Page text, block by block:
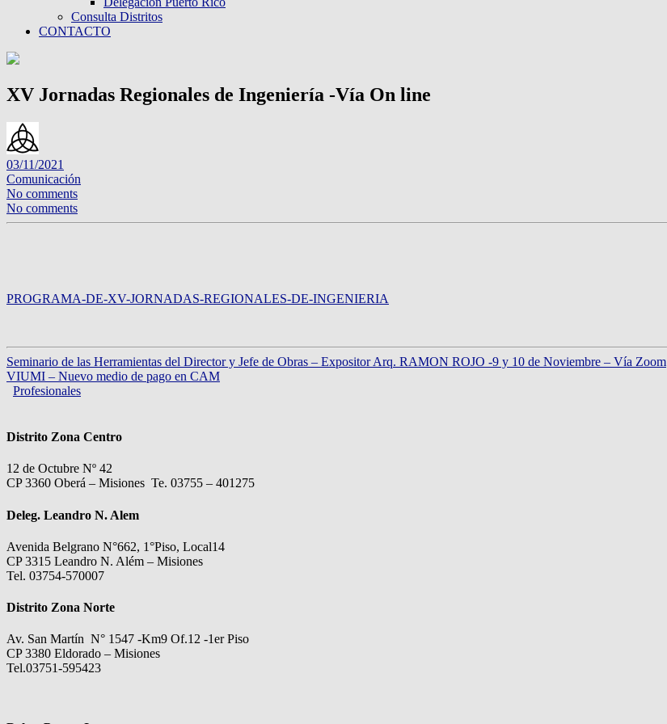
Consulta Distritos
CONTACTO
XV Jornadas Regionales de Ingeniería -Vía On line
03/11/2021
Comunicación
No comments
No comments
PROGRAMA-DE-XV-JORNADAS-REGIONALES-DE-INGENIERIA
Seminario de las Herramientas del Director y Jefe de Obras – Expositor Arq. RAMON ROJO -9 y 10 de Noviembre – Vía Zoom
VIUMI – Nuevo medio de pago en CAM
Profesionales
Distrito Zona Centro
12 de Octubre Nº 42
CP 3360 Oberá – Misiones Te. 03755 – 401275
Deleg. Leandro N. Alem
Avenida Belgrano N°662, 1°Piso, Local14
CP 3315 Leandro N. Além – Misiones
Tel. 03754-570007
Distrito Zona Norte
Av. San Martín N° 1547 -Km9 Of.12 -1er Piso
CP 3380 Eldorado – Misiones
Tel.03751-595423